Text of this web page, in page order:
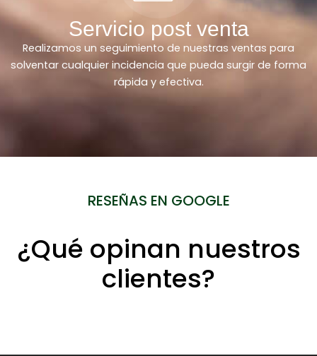
Servicio post venta
Realizamos un seguimiento de nuestras ventas para
solventar cualquier incidencia que pueda surgir de forma
rápida y efectiva.
RESEÑAS EN GOOGLE
¿Qué opinan nuestros
clientes?